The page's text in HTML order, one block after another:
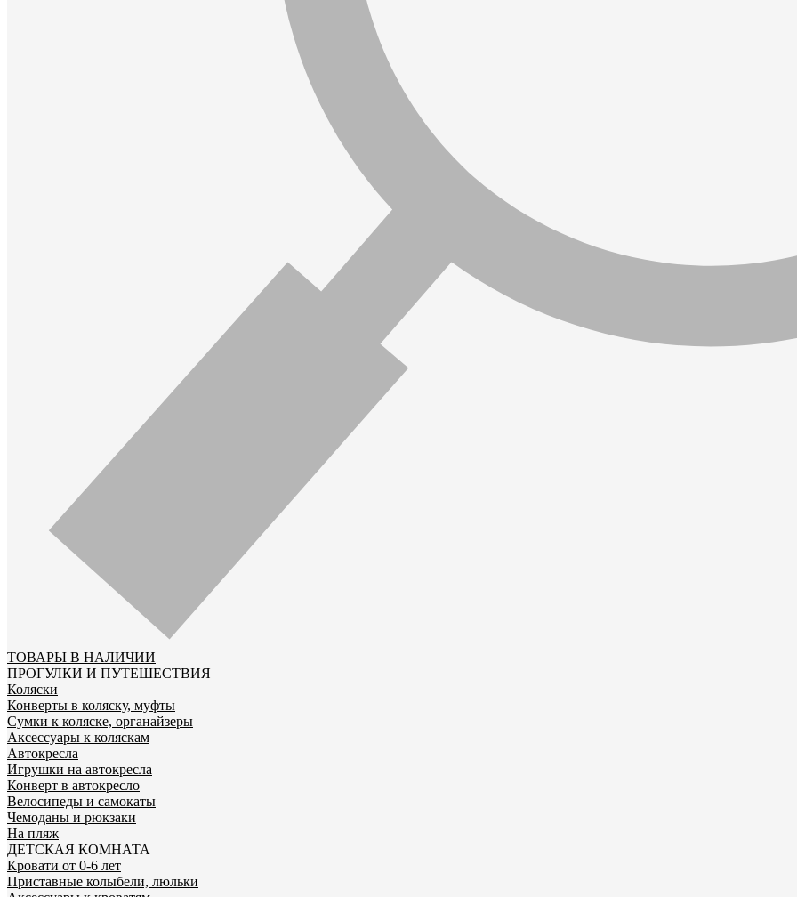
ТОВАРЫ В НАЛИЧИИ
ПРОГУЛКИ И ПУТЕШЕСТВИЯ
Коляски
Конверты в коляску, муфты
Сумки к коляске, органайзеры
Аксессуары к коляскам
Автокресла
Игрушки на автокресла
Конверт в автокресло
Велосипеды и самокаты
Чемоданы и рюкзаки
На пляж
ДЕТСКАЯ КОМНАТА
Кровати от 0-6 лет
Приставные колыбели, люльки